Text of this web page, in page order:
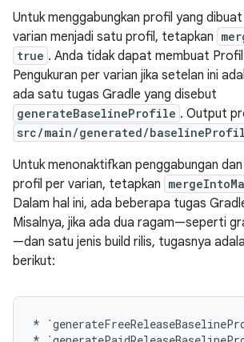
Untuk menggabungkan profil yang
varian menjadi satu profil, tetapkan
true . Anda tidak dapat membuat
Pengukuran per varian jika setelan ini
ada satu tugas Gradle yang disebut
generateBaselineProfile . Output
src/main/generated/
Untuk menonaktifkan penggabungan
profil per varian, tetapkan
Dalam hal ini, ada beberapa tugas
Misalnya, jika ada dua ragam—seperti
—dan satu jenis build rilis, tugasnya
berikut:
*